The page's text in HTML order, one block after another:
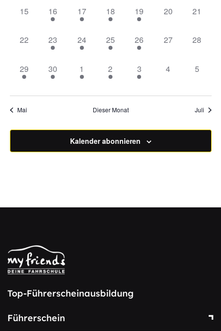
0
Veranstaltungen,
15
1
Veranstaltung,
16
1
Veranstaltung,
17
2
Veranstaltungen,
18
1
Veranstaltung,
19
0
20
0
21
0
Veranstaltungen,
22
1
Veranstaltung,
23
1
Veranstaltung,
24
1
Veranstaltung,
25
1
Veranstaltung,
26
0
27
0
28
2
Veranstaltungen,
29
1
Veranstaltung,
30
2
Veranstaltungen,
1
2
Veranstaltungen,
2
2
Veranstaltungen,
3
0
4
0
5
Mai Dieser Monat Juli
Kalender abonnieren
Top-Führerscheinausbildung
Führerschein